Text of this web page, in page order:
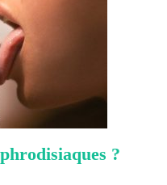
?